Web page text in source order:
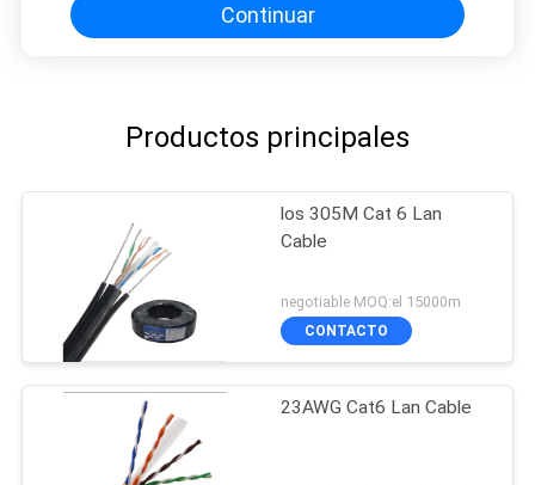
Continuar
Productos principales
los 305M Cat 6 Lan
Cable
negotiable MOQ:el 15000m
CONTACTO
23AWG Cat6 Lan Cable